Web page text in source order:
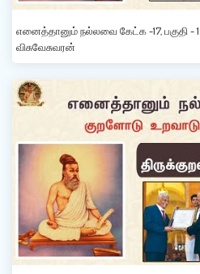
எனைத்தானும் நல்லவை கேட்க -17, பகுதி - 1 |
விசுவேசுவரன்